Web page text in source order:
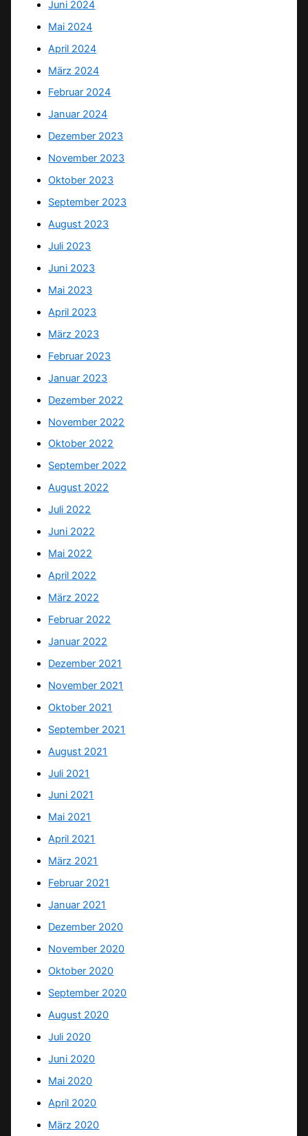
Juni 2024
Mai 2024
April 2024
März 2024
Februar 2024
Januar 2024
Dezember 2023
November 2023
Oktober 2023
September 2023
August 2023
Juli 2023
Juni 2023
Mai 2023
April 2023
März 2023
Februar 2023
Januar 2023
Dezember 2022
November 2022
Oktober 2022
September 2022
August 2022
Juli 2022
Juni 2022
Mai 2022
April 2022
März 2022
Februar 2022
Januar 2022
Dezember 2021
November 2021
Oktober 2021
September 2021
August 2021
Juli 2021
Juni 2021
Mai 2021
April 2021
März 2021
Februar 2021
Januar 2021
Dezember 2020
November 2020
Oktober 2020
September 2020
August 2020
Juli 2020
Juni 2020
Mai 2020
April 2020
März 2020